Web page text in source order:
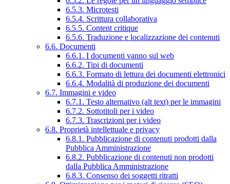
6.5.3. Microtesti
6.5.4. Scrittura collaborativa
6.5.5. Content critique
6.5.6. Traduzione e localizzazione dei contenuti
6.6. Documenti
6.6.1. I documenti vanno sul web
6.6.2. Tipi di documenti
6.6.3. Formato di lettura dei documenti elettronici
6.6.4. Modalità di produzione dei documenti
6.7. Immagini e video
6.7.1. Testo alternativo (alt text) per le immagini
6.7.2. Sottotitoli per i video
6.7.3. Trascrizioni per i video
6.8. Proprietà intellettuale e privacy
6.8.1. Pubblicazione di contenuti prodotti dalla
Pubblica Amministrazione
6.8.2. Pubblicazione di contenuti non prodotti
dalla Pubblica Amministrazione
6.8.3. Consenso dei soggetti ritratti